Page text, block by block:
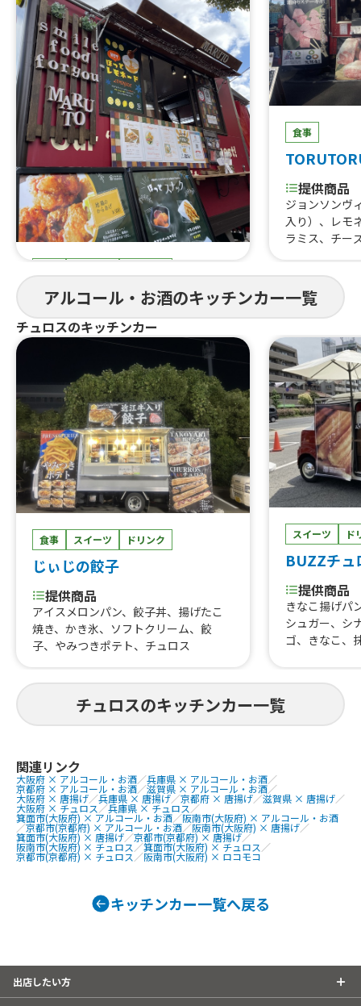
まると
提供商品
ぐるぐるウインナー、QQボール、生ビ
ール、ゆめかわひんやりスイーツ、豚
角煮丼、かき氷、ほっとスナック、か
す大根、ホットレモネード、唐揚げ、le
monade、つくねフリット、つくねカ
レー、つくねライス
食事
提供商品
ジョンソンヴ
入り）、レモ
ラミス、チー
すじ煮込み、
重、はらみ
牛タン串、
にわ黒牛ステ
巻きおにぎり
熟成ハラミ串
焼肉丼、大阪
美人カステラ
0個、チュロ
ーク焼きそば
ェ、焼き鳥、
しパイン、な
ば、フランク
タン重、唐揚
こ焼き
アルコール・お酒のキッチンカー一覧
チュロスのキッチンカー
食事 スイーツ ドリンク
じぃじの餃子
提供商品
アイスメロンパン、餃子丼、揚げたこ
焼き、かき氷、ソフトクリーム、餃
子、やみつきポテト、チュロス
スイーツ ド
BUZZチュ
提供商品
きなこ揚げパ
シュガー、シ
ゴ、きなこ、
チュロスのキッチンカー一覧
関連リンク
大阪府 × アルコール・お酒／兵庫県 × アルコール・お酒／
京都府 × アルコール・お酒／滋賀県 × アルコール・お酒／
大阪府 × 唐揚げ／兵庫県 × 唐揚げ／京都府 × 唐揚げ／滋賀県 × 唐揚げ／
大阪府 × チュロス／兵庫県 × チュロス／
箕面市(大阪府) × アルコール・お酒／阪南市(大阪府) × アルコール・お酒
／京都市(京都府) × アルコール・お酒／阪南市(大阪府) × 唐揚げ／
箕面市(大阪府) × 唐揚げ／京都市(京都府) × 唐揚げ／
阪南市(大阪府) × チュロス／箕面市(大阪府) × チュロス ／
京都市(京都府) × チュロス／阪南市(大阪府) × ロコモコ
キッチンカー一覧へ戻る
出店したい方